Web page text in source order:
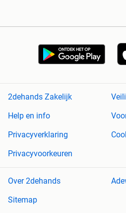
2dehands Zakelijk
Help en info
Privacyverklaring
Privacyvoorkeuren
Over 2dehands
Sitemap